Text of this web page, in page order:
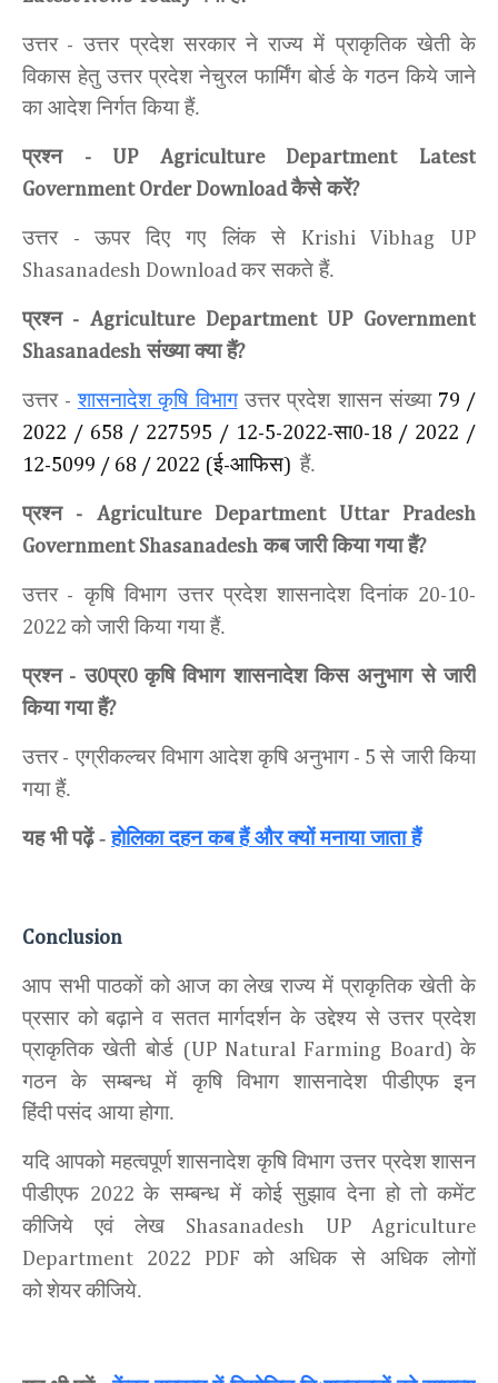
उत्तर - उत्तर प्रदेश सरकार ने राज्य में प्राकृतिक खेती के
विकास हेतु उत्तर प्रदेश नेचुरल फार्मिंग बोर्ड के गठन किये जाने
का आदेश निर्गत किया हैं.
प्रश्न - UP Agriculture Department
Latest
Government Order Downloadकैसे करें?
उत्तर -ऊपर दिए गए लिंक से Krishi Vibhag
UP
Shasanadesh Download कर सकते हैं.
प्रश्न - Agriculture Department UP Government
Shasanadesh संख्या क्या हैं?
उत्तर -शासनादेश कृषि विभागउत्तर प्रदेश शासन संख्या 79 /
2022 / 658 / 227595 / 12-5-2022-सा0-18 / 2022 /
12-5099 / 68 / 2022 (ई-आफिस) हैं.
प्रश्न -
Agriculture Department Uttar Pradesh
Government Shasanadesh कब जारी किया गया हैं?
उत्तर - कृषि विभाग उत्तर प्रदेश शासनादेश दिनांक 20-10-
2022 को जारी किया गया हैं.
प्रश्न - उ0प्र0कृषि विभाग शासनादेश किस अनुभाग से जारी
किया गया हैं?
उत्तर - एग्रीकल्चर विभाग आदेश कृषि अनुभाग - 5से जारी किया
गया हैं.
यह भी पढ़ें-होलिका दहन कब हैं और क्यों मनाया जाता हैं
Conclusion
आप सभी पाठकों को आज का लेख राज्य में प्राकृतिक खेती के
प्रसार को बढ़ाने व सतत मार्गदर्शन के उद्देश्य से उत्तर प्रदेश
प्राकृतिक खेती बोर्ड (UP Natural Farming Board)के
गठन के सम्बन्ध में कृषि विभाग शासनादेश पीडीएफ इन
हिंदीपसंद आया होगा.
यदि आपको महत्वपूर्ण शासनादेश कृषि विभाग उत्तर प्रदेश शासन
पीडीएफ 2022के सम्बन्ध में कोई सुझाव देना हो तो कमेंट
कीजिये एवं
लेख Shasanadesh UP Agriculture
Department 2022 PDFको अधिक से अधिक लोगों
कोशेयरकीजिये.